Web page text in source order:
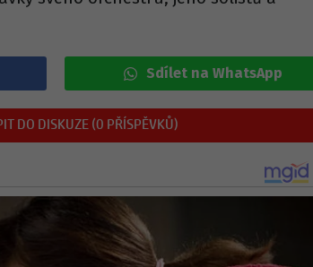
Sdílet na WhatsApp
DO DISKUZE (0 PŘÍSPĚVKŮ)